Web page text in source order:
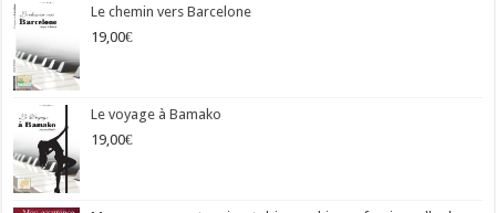
Le chemin vers Barcelone
19,00€
Le voyage à Bamako
19,00€